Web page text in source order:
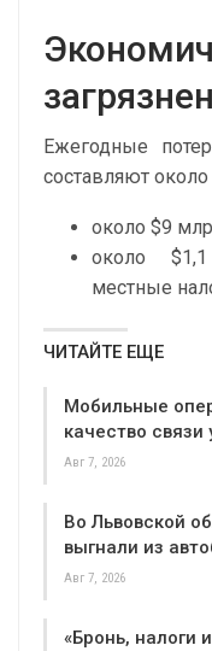
Ежегодные
составляют
около $9
около
местные
ЧИТАЙТЕ ЕЩЕ
Мобильные
качество связи
Авг 7, 2026
Во Львовской
выгнали из
Авг 7, 2026
«Бронь, налоги